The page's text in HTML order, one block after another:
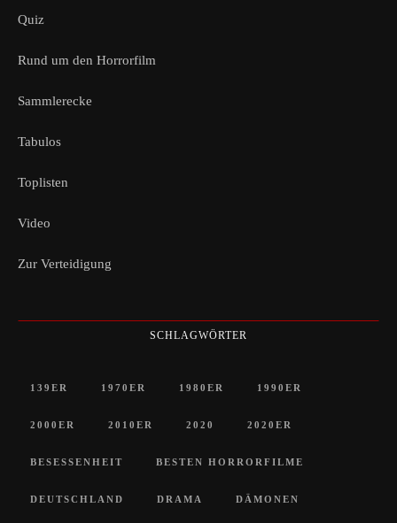
Quiz
Rund um den Horrorfilm
Sammlerecke
Tabulos
Toplisten
Video
Zur Verteidigung
SCHLAGWÖRTER
139ER 1970ER 1980ER 1990ER
2000ER 2010ER 2020 2020ER
BESESSENHEIT BESTEN HORRORFILME
DEUTSCHLAND DRAMA DÄMONEN